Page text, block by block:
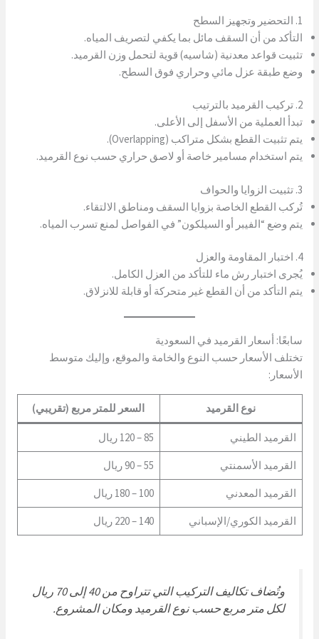
1. التحضير وتجهيز السطح
التأكد من أن السقف مائل بما يكفي لتصريف المياه.
تثبيت قواعد معدنية (شاسيه) قوية لتحمل وزن القرميد.
وضع طبقة عزل مائي وحراري فوق السطح.
2. تركيب القرميد بالترتيب
تبدأ العملية من الأسفل إلى الأعلى.
يتم تثبيت القطع بشكل متراكب (Overlapping).
يتم استخدام مسامير خاصة أو لاصق حراري حسب نوع القرميد.
3. تثبيت الزوايا والحواف
تُركب القطع الخاصة بزوايا السقف ومناطق الالتقاء.
يتم وضع “الفيبر أو السيلكون” في الفواصل لمنع تسرب المياه.
4. اختبار المقاومة والعزل
يُجرى اختبار رش ماء للتأكد من العزل الكامل.
يتم التأكد من أن القطع غير متحركة أو قابلة للانزلاق.
سابعًا: أسعار القرميد في السعودية
تختلف الأسعار حسب النوع والخامة والموقع، وإليك متوسط
الأسعار:
نوع القرميد السعر للمتر مربع (تقريبي)
القرميد الطيني 85 – 120 ريال
القرميد الأسمنتي 55 – 90 ريال
القرميد المعدني 100 – 180 ريال
القرميد الكوري/الإسباني 140 – 220 ريال
وتُضاف تكاليف التركيب التي تتراوح من 40 إلى 70 ريال
لكل متر مربع حسب نوع القرميد ومكان المشروع.